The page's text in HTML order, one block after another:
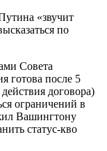
«звучит
по
Совета
готова после 5
договора)
ограничений в
Вашингтону
статус-кво